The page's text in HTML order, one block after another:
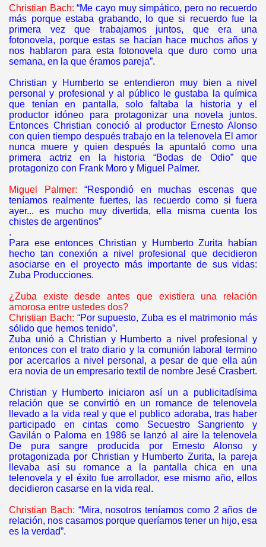
Christian Bach: “Me cayo muy simpático, pero no recuerdo
más porque estaba grabando, lo que si recuerdo fue la
primera vez que trabajamos juntos, que era una
fotonovela, porque estas se hacían hace muchos años y
nos hablaron para esta fotonovela que duro como una
semana, en la que éramos pareja”.
Christian y Humberto se entendieron muy bien a nivel
personal y profesional y al público le gustaba la química
que tenían en pantalla, solo faltaba la historia y el
productor idóneo para protagonizar una novela juntos.
Entonces Christian conoció al productor Ernesto Alonso
con quien tiempo después trabajo en la telenovela El amor
nunca muere y quien después la apuntaló como una
primera actriz en la historia “Bodas de Odio” que
protagonizo con Frank Moro y Miguel Palmer.
Miguel Palmer:
“Respondió en muchas escenas que
teníamos realmente fuertes, las recuerdo como si fuera
ayer... es mucho muy divertida, ella misma cuenta los
chistes de argentinos”
.
Para ese entonces Christian y Humberto Zurita habían
hecho tan conexión a nivel profesional que decidieron
asociarse en el proyecto más importante de sus vidas:
Zuba Producciones.
¿Zuba existe desde antes que existiera una relación
amorosa entre ustedes dos?
Christian Bach: “Por supuesto, Zuba es el matrimonio más
sólido que hemos tenido”.
Zuba unió a Christian y Humberto a nivel profesional y
entonces con el trato diario y la comunión laboral termino
por acercarlos a nivel personal, a pesar de que ella aún
era novia de un empresario textil de nombre Jesé Crasbert.
Christian y Humberto iniciaron así un a publicitadísima
relación que se convirtió en un romance de telenovela
llevado a la vida real y que el publico adoraba, tras haber
participado en cintas como Secuestro Sangriento y
Gavilán o Paloma en 1986 se lanzó al aire la telenovela
De pura sangre producida por Ernesto Alonso y
protagonizada por Christian y Humberto Zurita, la pareja
llevaba así su romance a la pantalla chica en una
telenovela y el éxito fue arrollador, ese mismo año, ellos
decidieron casarse en la vida real.
Christian Bach: “Mira, nosotros teníamos como 2 años de
relación, nos casamos porque queríamos tener un hijo, esa
es la verdad”.